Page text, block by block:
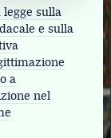
legge sulla
e sulla
a
nel